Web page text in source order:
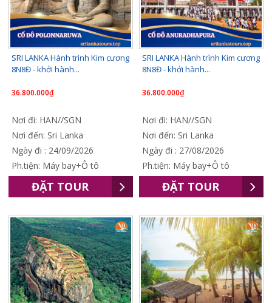
SRI LANKA Hành trình Kim cương
8N8Đ - khởi hành...
36.800.000₫
Nơi đi: HAN//SGN
Nơi đến: Sri Lanka
Ngày đi : 24/09/2026
Ph.tiện: Máy bay+Ô tô
ĐẶT TOUR
SRI LANKA Hành trình Kim cương
8N8Đ - khởi hành...
36.800.000₫
Nơi đi: HAN//SGN
Nơi đến: Sri Lanka
Ngày đi : 27/08/2026
Ph.tiện: Máy bay+Ô tô
ĐẶT TOUR